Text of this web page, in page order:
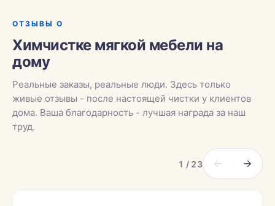
ОТЗЫВЫ О
Химчистке мягкой мебели на
дому
Реальные заказы, реальные люди. Здесь только
живые отзывы - после настоящей чистки у клиентов
дома. Ваша благодарность - лучшая награда за наш
труд.
1 / 23